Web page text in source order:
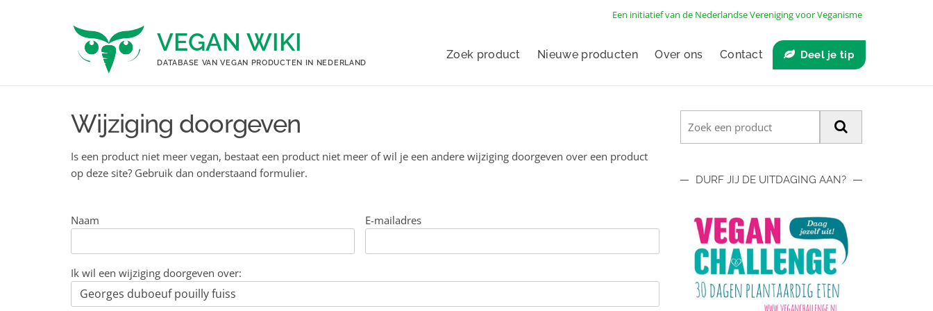
Een initiatief van de Nederlandse Vereniging voor Veganisme
VEGAN WIKI
DATABASE VAN VEGAN PRODUCTEN IN NEDERLAND
Zoek product Nieuwe producten Over ons Contact Deel je tip
Wijziging doorgeven
Is een product niet meer vegan, bestaat een product niet meer of wil je een andere wijziging doorgeven over een product
op deze site? Gebruik dan onderstaand formulier.
Naam E-mailadres
Ik wil een wijziging doorgeven over:
DURF JIJ DE UITDAGING AAN?